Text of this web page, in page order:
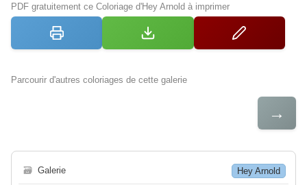
PDF gratuitement ce Coloriage d'Hey Arnold à imprimer
Parcourir d'autres coloriages de cette galerie
→
🗃 Galerie Hey Arnold